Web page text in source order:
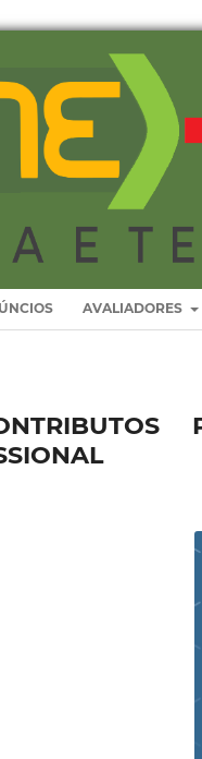
AVALIADORES